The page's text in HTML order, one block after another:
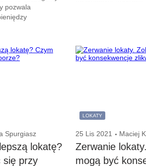
pozwala
Spurgiasz
lokatę?
się przy
LOKATY
25 Lis 2021 Maciej
Zerwanie
mogą być